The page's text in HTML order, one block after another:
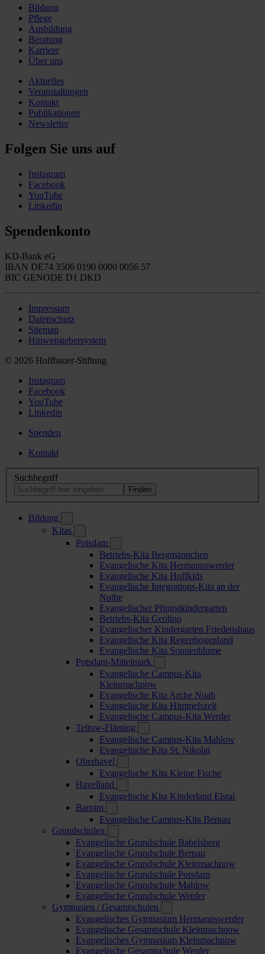
Bildung
Pflege
Ausbildung
Beratung
Karriere
Über uns
Aktuelles
Veranstaltungen
Kontakt
Publikationen
Newsletter
Folgen Sie uns auf
Instagram
Facebook
YouTube
Linkedin
Spendenkonto
KD-Bank eG
IBAN DE74 3506 0190 0000 0056 57
BIC GENODE D1 DKD
Impressum
Datenschutz
Sitemap
Hinweisgebersystem
© 2026 Hoffbauer-Stiftung
Instagram
Facebook
YouTube
Linkedin
Spenden
Kontakt
Suchbegriff
Bildung
Kitas
Potsdam
Betriebs-Kita Bergmännchen
Evangelische Kita Hermannswerder
Evangelische Kita Hoffkids
Evangelische Integrations-Kita an der
Nuthe
Evangelischer Pfingstkindergarten
Betriebs-Kita Geolino
Evangelischer Kindergarten Friedenshaus
Evangelische Kita Regenbogenland
Evangelische Kita Sonnenblume
Potsdam-Mittelmark
Evangelische Campus-Kita
Kleinmachnow
Evangelische Kita Arche Noah
Evangelische Kita Himmelszelt
Evangelische Campus-Kita Werder
Teltow-Fläming
Evangelische Campus-Kita Mahlow
Evangelische Kita St. Nikolai
Oberhavel
Evangelische Kita Kleine Fische
Havelland
Evangelische Kita Kinderland Elstal
Barnim
Evangelische Campus-Kita Bernau
Grundschulen
Evangelische Grundschule Babelsberg
Evangelische Grundschule Bernau
Evangelische Grundschule Kleinmachnow
Evangelische Grundschule Potsdam
Evangelische Grundschule Mahlow
Evangelische Grundschule Werder
Gymnasien / Gesamtschulen
Evangelisches Gymnasium Hermannswerder
Evangelische Gesamtschule Kleinmachnow
Evangelisches Gymnasium Kleinmachnow
Evangelische Gesamtschule Werder